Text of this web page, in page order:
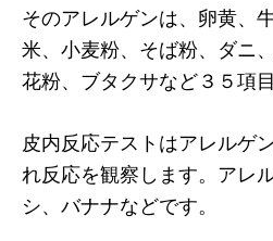
そのアレルゲンは、卵黄、
米、小麦粉、そば粉、ダニ
花粉、ブタクサなど３５項
皮内反応テストはアレルゲ
れ反応を観察します。アレ
シ、バナナなどです。